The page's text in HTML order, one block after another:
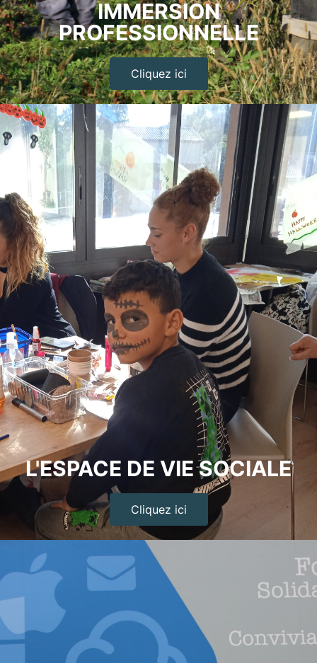
IMMERSION
PROFESSIONNELLE
Cliquez ici
L'ESPACE DE VIE SOCIALE
Cliquez ici